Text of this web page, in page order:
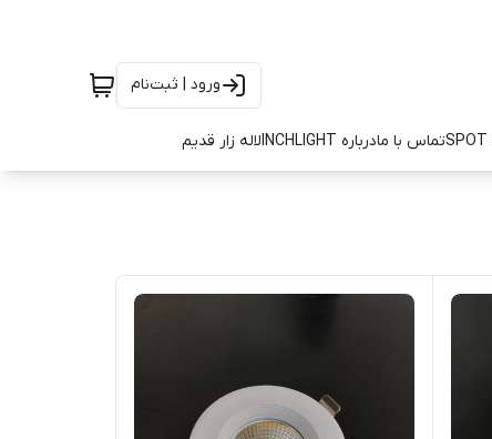
ورود | ثبت‌نام
تماس با مادرباره INCHLIGHT لاله زار قدیم